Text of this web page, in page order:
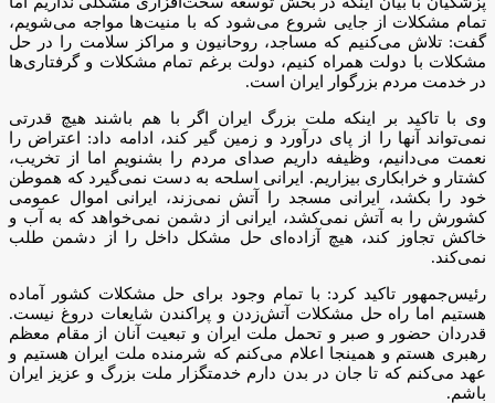
تمام مشکلات از جایی شروع می‌شود که با منیت‌ها مواجه می‌شویم،
گفت: تلاش می‌کنیم که مساجد، روحانیون و مراکز سلامت را در حل
مشکلات با دولت همراه کنیم، دولت برغم تمام مشکلات و گرفتاری‌ها
در خدمت مردم بزرگوار ایران است.
وی با تاکید بر اینکه ملت بزرگ ایران اگر با هم باشند هیچ قدرتی
نمی‌تواند آنها را از پای درآورد و زمین گیر کند، ادامه داد: اعتراض را
نعمت می‌دانیم، وظیفه داریم صدای مردم را بشنویم اما از تخریب،
کشتار و خرابکاری بیزاریم. ایرانی اسلحه به دست نمی‌گیرد که هموطن
خود را بکشد، ایرانی مسجد را آتش نمی‌زند، ایرانی اموال عمومی
کشورش را به آتش نمی‌کشد، ایرانی از دشمن نمی‌خواهد که به آب و
خاکش تجاوز کند، هیچ آزاده‌ای حل مشکل داخل را از دشمن طلب
نمی‌کند.
رئیس‌جمهور تاکید کرد: با تمام وجود برای حل مشکلات کشور آماده
هستیم اما راه حل مشکلات آتش‌زدن و پراکندن شایعات دروغ نیست.
قدردان حضور و صبر و تحمل ملت ایران و تبعیت آنان از مقام معظم
رهبری هستم و همینجا اعلام می‌کنم که شرمنده ملت ایران هستیم و
عهد می‌کنم که تا جان در بدن دارم خدمتگزار ملت بزرگ و عزیز ایران
باشم.